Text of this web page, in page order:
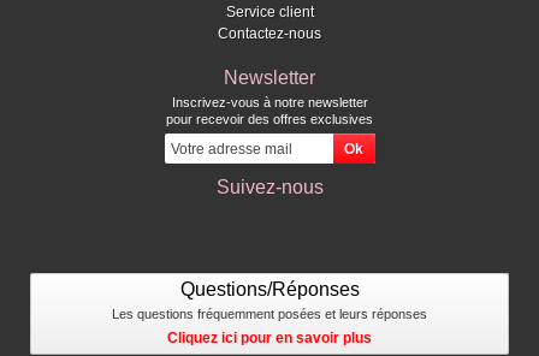
Service client
Contactez-nous
Newsletter
Inscrivez-vous à notre newsletter
pour recevoir des offres exclusives
Suivez-nous
Questions/Réponses
Les questions fréquemment posées et leurs réponses
Cliquez ici pour en savoir plus